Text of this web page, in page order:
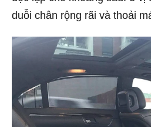
duỗi chân rộng rãi và thoải